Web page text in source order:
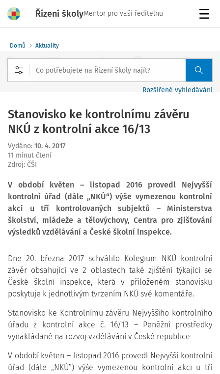
Řízení školyMentor pro vaši ředitelnu
Domů Aktuality
Rozšířené vyhledávání
Stanovisko ke kontrolnímu závěru
NKÚ z kontrolní akce 16/13
Vydáno: 10. 4. 2017
11 minut čtení
Zdroj: ČŠI
V období květen – listopad 2016 provedl Nejvyšší
kontrolní úřad (dále „NKÚ“) výše vymezenou kontrolní
akci u tří kontrolovaných subjektů – Ministerstva
školství, mládeže a tělovýchovy, Centra pro zjišťování
výsledků vzdělávání a České školní inspekce.
Dne 20. března 2017 schválilo Kolegium NKÚ kontrolní
závěr obsahující ve 2 oblastech také zjištění týkající se
České školní inspekce, která v přiloženém stanovisku
poskytuje k jednotlivým tvrzením NKÚ své komentáře.
Stanovisko ke Kontrolnímu závěru Nejvyššího kontrolního
úřadu z kontrolní akce č. 16/13 – Peněžní prostředky
vynakládané na rozvoj vzdělávání v České republice
V období květen – listopad 2016 provedl Nejvyšší kontrolní
úřad (dále „NKÚ“) výše vymezenou kontrolní akci u tří